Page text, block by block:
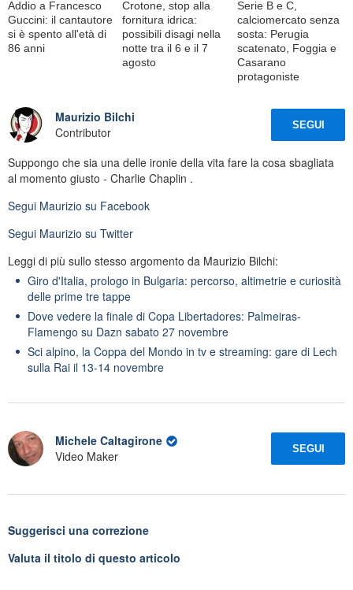
Addio a Francesco
Guccini: il cantautore
si è spento all'età di
86 anni
Crotone, stop alla
fornitura idrica:
possibili disagi nella
notte tra il 6 e il 7
agosto
Serie B e C,
calciomercato senza
sosta: Perugia
scatenato, Foggia e
Casarano
protagoniste
Maurizio Bilchi
Contributor
SEGUI
Suppongo che sia una delle ironie della vita fare la cosa sbagliata
al momento giusto - Charlie Chaplin .
Segui Maurizio su Facebook
Segui Maurizio su Twitter
Leggi di più sullo stesso argomento da Maurizio Bilchi:
Giro d'Italia, prologo in Bulgaria: percorso, altimetrie e curiosità
delle prime tre tappe
Dove vedere la finale di Copa Libertadores: Palmeiras-
Flamengo su Dazn sabato 27 novembre
Sci alpino, la Coppa del Mondo in tv e streaming: gare di Lech
sulla Rai il 13-14 novembre
Michele Caltagirone
Video Maker
SEGUI
Suggerisci una correzione
Valuta il titolo di questo articolo